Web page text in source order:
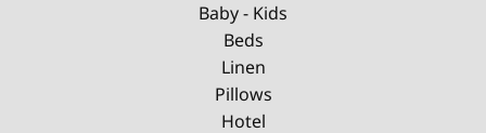
Baby - Kids
Beds
Linen
Pillows
Hotel